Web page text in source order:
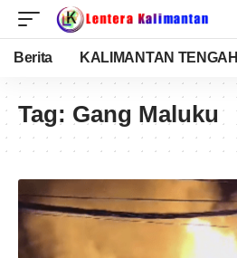
Berita KALIMANTAN TENGAH
Tag: Gang Maluku